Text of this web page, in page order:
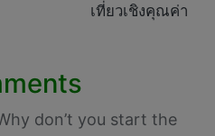
เที่ยวเชิงคุณค่า
don’t you start the